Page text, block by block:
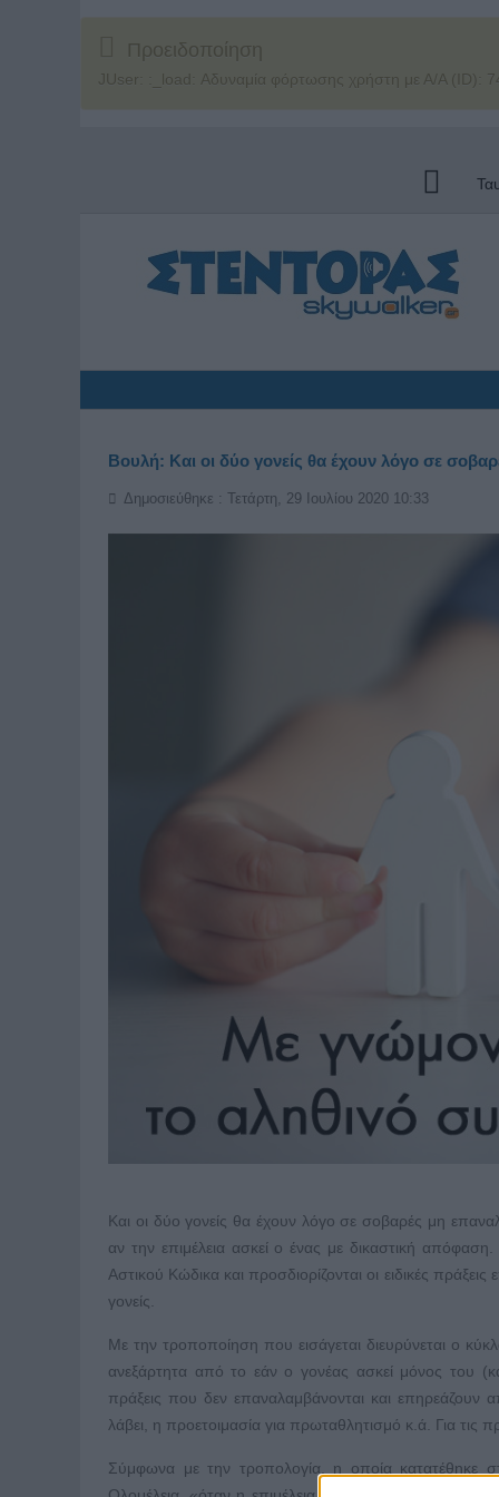
Προειδοποίηση
JUser: :_load: Αδυναμία φόρτωσης χρήστη με Α/Α (ID):
Βουλή: Και οι δύο γονείς θα έχουν λόγο σε
Δημοσιεύθηκε : Τετάρτη, 29 Ιουλίου 2020 10:33
Και οι δύο γονείς θα έχουν λόγο σε σοβαρές μη
αν την επιμέλεια ασκεί ο ένας με δικαστική
Αστικού Κώδικα και προσδιορίζονται οι ειδικές
γονείς.
Με την τροποποίηση που εισάγεται διευρύνεται ο
ανεξάρτητα από το εάν ο γονέας ασκεί μόνος του
πράξεις που δεν επαναλαμβάνονται και
λάβει, η προετοιμασία για πρωταθλητισμό κ.ά. Για τις
Σύμφωνα με την τροπολογία, η οποία κατατέθηκε